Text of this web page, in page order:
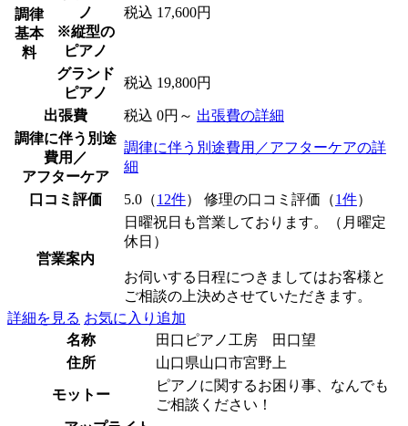
調律
基本
料
ノ
※縦型の
ピアノ
税込 17,600円
グランド
ピアノ
税込 19,800円
出張費 税込 0円～ 出張費の詳細
調律に伴う別途
費用／
アフターケア
調律に伴う別途費用／アフターケアの詳
細
口コミ評価 5.0（12件） 修理の口コミ評価（1件）
営業案内
日曜祝日も営業しております。（月曜定
休日）
お伺いする日程につきましてはお客様と
ご相談の上決めさせていただきます。
詳細を見る お気に入り追加
名称
田口ピアノ工房 田口望
住所
山口県山口市宮野上
モットー
ピアノに関するお困り事、なんでも
ご相談ください！